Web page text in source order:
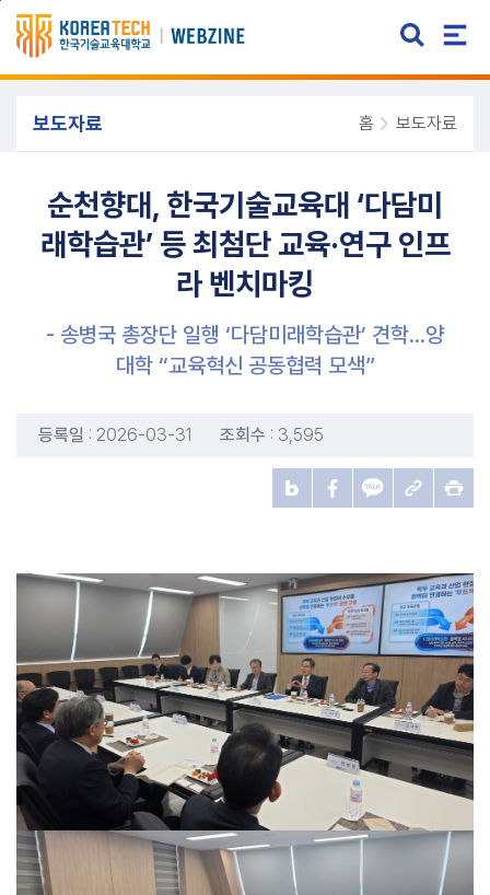
주메뉴 바로가기
본문 바로가기
보도자료 홈 보도자료
순천향대, 한국기술교육대 ‘다담미
래학습관’ 등 최첨단 교육·연구 인프
라 벤치마킹
- 송병국 총장단 일행 ‘다담미래학습관’ 견학...양
대학 “교육혁신 공동협력 모색”
등록일 : 2026-03-31 조회수 : 3,595